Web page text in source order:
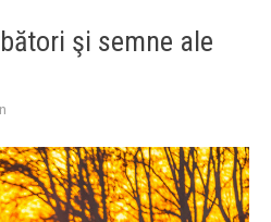
şi semne ale